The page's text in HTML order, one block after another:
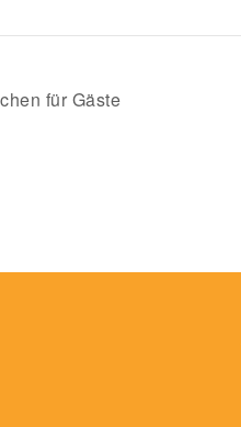
für Gäste